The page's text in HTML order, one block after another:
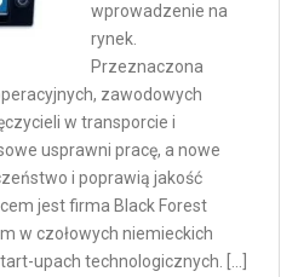
wprowadzenie na
rynek.
Przeznaczona
zawodowych
w transporcie i
usprawni pracę, a nowe
i poprawią jakość
jest firma Black Forest
w czołowych niemieckich
upach technologicznych. […]